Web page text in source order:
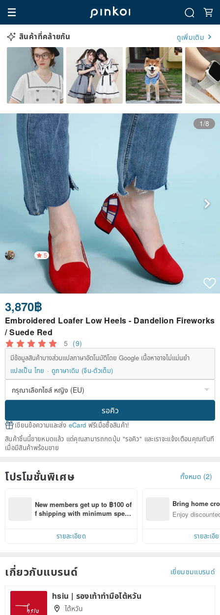
สินค้าที่คล้ายกัน ดูเพิ่มเติม
1/8
5
3,870฿
Embroidered Loafer Low Heels - Dandelion Fireworks
/ Suede Red
5 (9)
มีข้อมูลสินค้าบางส่วนแปลภาษาอัตโนมัติโดย Google เนื้อหาอาจไม่แม่นยำ
แปลเป็น ไทย
ดูภาษาเดิม (จีน-ตัวเต็ม)
รอคิว
เขียนข้อความและส่ง eCard ฟรีเมื่อซื้อสินค้า!
สินค้าชิ้นนี้ขายหมดแล้ว แต่คุณสามารถกดปุ่ม "รอคิว" และเราจะแจ้งเตือนคุณทันที
เมื่อมีสินค้าพร้อมขาย
โปรโมชั่นพิเศษ ทั้งหมด (2)
New members get up to ฿100 of
f shipping with minimum spen
within 7 days!
รายละเอียด
Bring home
n with ease
Enjoy
รายละเอี
เกี่ยวกับแบรนด์ เยี่ยมชมแบรนด์
hsiu | รองเท้าทำมือไต้หวัน
ไต้หวัน